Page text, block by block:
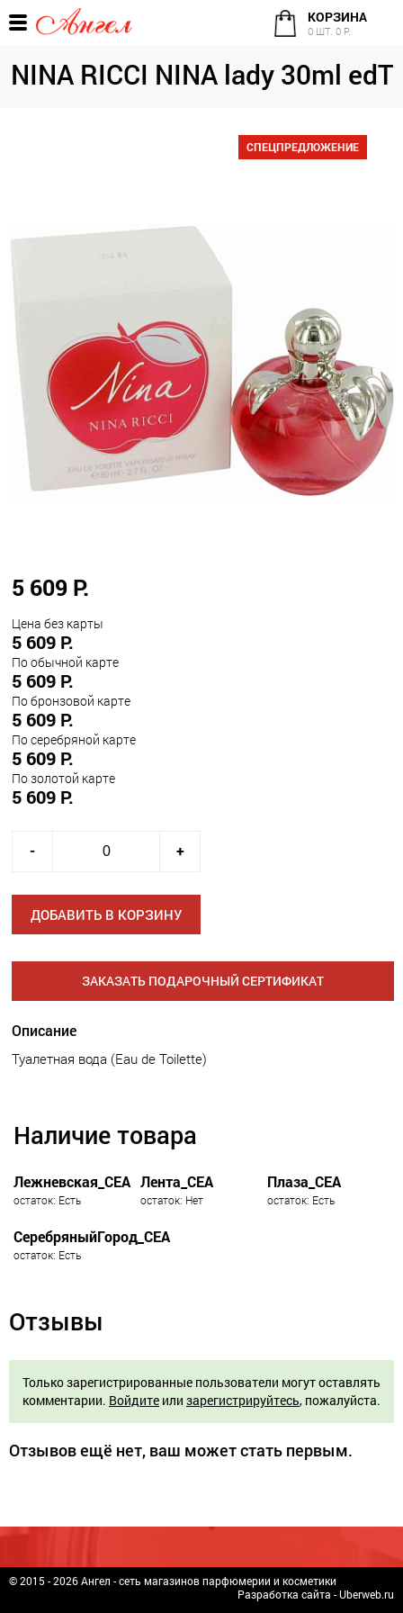
КОРЗИНА
0 ШТ. 0 Р.
NINA RICCI NINA lady 30ml edT
СПЕЦПРЕДЛОЖЕНИЕ
5 609 Р.
Цена без карты
5 609 Р.
По обычной карте
5 609 Р.
По бронзовой карте
5 609 Р.
По серебряной карте
5 609 Р.
По золотой карте
5 609 Р.
- +
ДОБАВИТЬ В КОРЗИНУ
ЗАКАЗАТЬ ПОДАРОЧНЫЙ СЕРТИФИКАТ
Описание
Туалетная вода (Eau de Toilette)
Наличие товара
Лежневская_СЕА
остаток: Есть
Лента_СЕА
остаток: Нет
Плаза_СЕА
остаток: Есть
СеребряныйГород_СЕА
остаток: Есть
Отзывы
Только зарегистрированные пользователи могут оставлять
комментарии. Войдите или зарегистрируйтесь, пожалуйста.
Отзывов ещё нет, ваш может стать первым.
© 2015 - 2026 Ангел - сеть магазинов парфюмерии и косметики
Разработка сайта -Uberweb.ru